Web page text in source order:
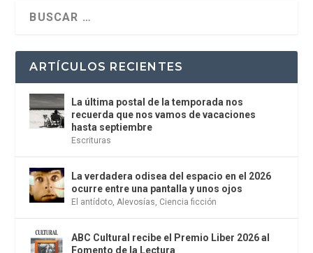
ARTÍCULOS RECIENTES
La última postal de la temporada nos
recuerda que nos vamos de vacaciones
hasta septiembre
Escrituras
La verdadera odisea del espacio en el 2026
ocurre entre una pantalla y unos ojos
El antídoto,Alevosías, Ciencia ficción
ABC Cultural recibe el Premio Liber 2026 al
Fomento de la Lectura